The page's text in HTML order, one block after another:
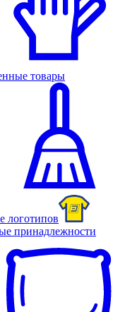
товары
логотипов
принадлежности